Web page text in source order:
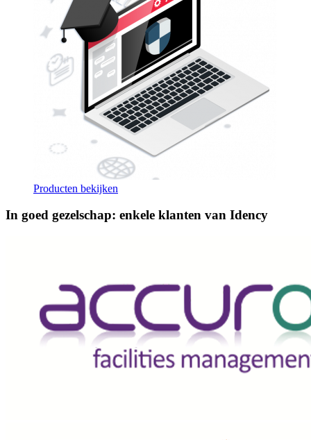
Producten bekijken
In goed gezelschap: enkele klanten van Idency